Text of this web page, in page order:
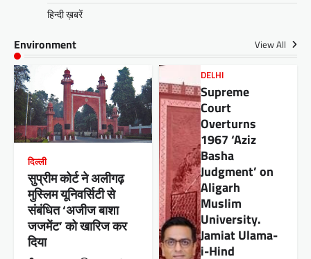
हिन्दी ख़बरें
Environment View All
दिल्ली
सुप्रीम कोर्ट ने अलीगढ़
मुस्लिम यूनिवर्सिटी से
संबंधित ‘अजीज बाशा
जजमेंट’ को खारिज कर
दिया
DELHI
Supreme
Court
Overturns
1967 ‘Aziz
Basha
Judgment’ on
Aligarh
Muslim
University.
Jamiat Ulama-
i-Hind